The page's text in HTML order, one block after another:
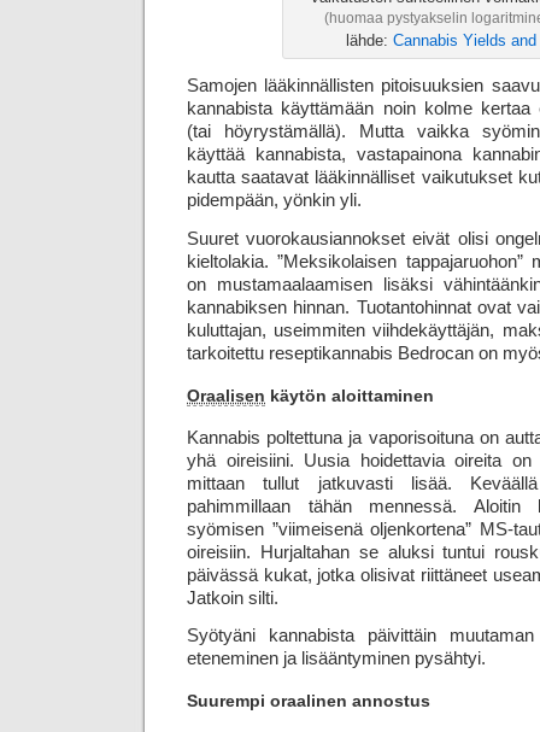
(huomaa pystyakselin
lähde: Cannabis Yields and
Samojen lääkinnällisten pitoisuuksien
kannabista käyttämään noin kolme kertaa
(tai höyrystämällä). Mutta vaikka
käyttää kannabista, vastapainona
kautta saatavat lääkinnälliset vaikutukset
pidempään, yönkin yli.
Suuret vuorokausiannokset eivät olisi
kieltolakia. ”Meksikolaisen tappajaruohon”
on mustamaalaamisen lisäksi
kannabiksen hinnan. Tuotantohinnat ovat
kuluttajan, useimmiten viihde­käyttäjän,
tarkoitettu resepti­kannabis Bedrocan on
Oraalisen käytön aloittaminen
Kannabis poltettuna ja vaporisoituna on
yhä oireisiini. Uusia hoidettavia oireita
mittaan tullut jatkuvasti lisää.
pahimmillaan tähän mennessä. Aloitin
syömisen ”viimeisenä oljenkortena” MS-
oireisiin. Hurjaltahan se aluksi tuntui
päivässä kukat, jotka olisivat riittäneet
Jatkoin silti.
Syötyäni kannabista päivittäin
eteneminen ja lisääntyminen pysähtyi.
Suurempi oraalinen annostus